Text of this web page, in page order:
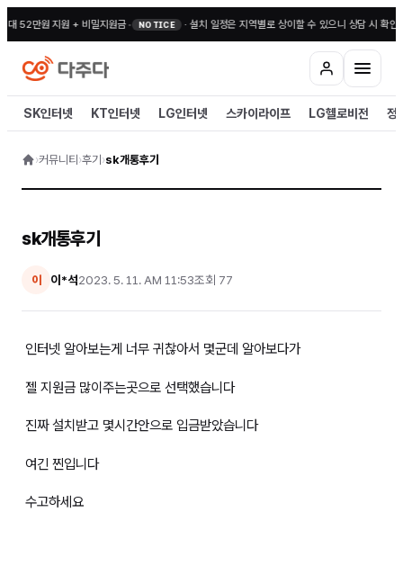
52만원 지원 + 비밀지원금• NOTICE · 설치 일정은 지역별로 상이할 수 있으니 상담 시 확인해
SK인터넷 KT인터넷 LG인터넷 스카이라이프 LG헬로비전 정
›커뮤니티 ›후기 ›sk개통후기
sk개통후기
이 이*석2023. 5. 11. AM 11:53조회 77
인터넷 알아보는게 너무 귀찮아서 몇군데 알아보다가
젤 지원금 많이주는곳으로 선택했습니다
진짜 설치받고 몇시간안으로 입금받았습니다
여긴 찐입니다
수고하세요